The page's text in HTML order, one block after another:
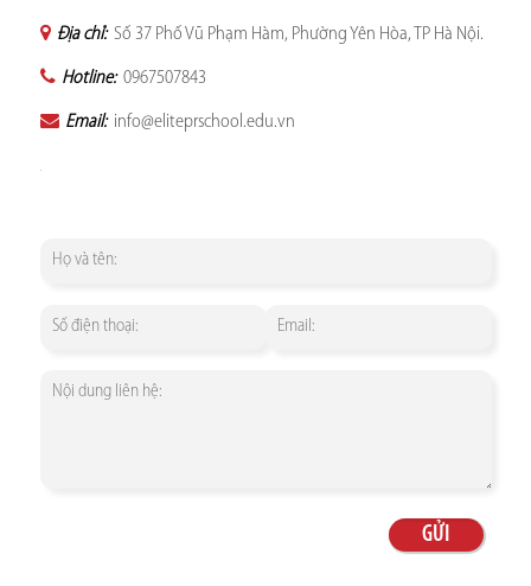
Địa chỉ: Số 37 Phố Vũ Phạm Hàm, Phường Yên Hòa, TP Hà Nội.
Hotline: 0967507843
Email: info@eliteprschool.edu.vn